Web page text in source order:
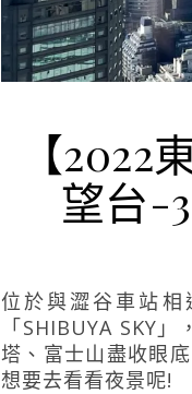
【
望台-
位於與澀谷車站
「SHIBUYA SKY
塔、富士山盡收眼
想要去看看夜景呢!